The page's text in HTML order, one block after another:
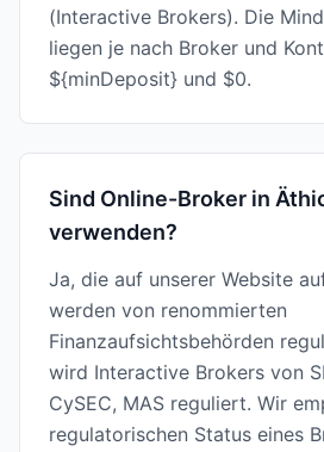
(Interactive Brokers). Die
liegen je nach Broker und
${minDeposit} und $0.
Sind Online-Broker in
verwenden?
Ja, die auf unserer Website
werden von renommierten
Finanzaufsichtsbehörden
wird Interactive Brokers von
CySEC, MAS reguliert. Wir
regulatorischen Status eines